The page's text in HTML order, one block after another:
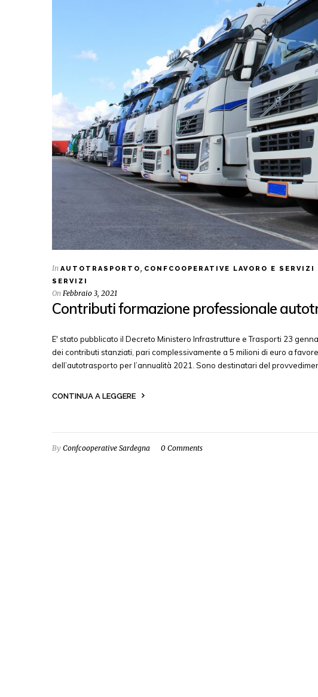
In AUTOTRASPORTO, CONFCOOPERATIVE LAVORO E SERVIZI
SERVIZI
On Febbraio 3, 2021
Contributi formazione professionale
E' stato pubblicato il Decreto Ministero Infrastrutture e Trasporti 23
dei contributi stanziati, pari complessivamente a 5 milioni di euro a
dell’autotrasporto per l’annualità 2021. Sono destinatari del
CONTINUA A LEGGERE
By Confcooperative Sardegna 0 Comments